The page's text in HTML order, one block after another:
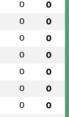
0 0
0 0
0 0
0 0
0 0
0 0
0 0